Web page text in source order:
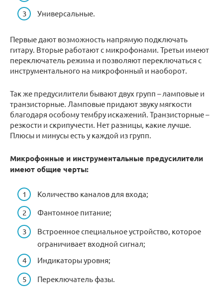
Универсальные.
Первые дают возможность напрямую подключать
гитару. Вторые работают с микрофонами. Третьи имеют
переключатель режима и позволяют переключаться с
инструментального на микрофонный и наоборот.
Так же предусилители бывают двух групп – ламповые и
транзисторные. Ламповые придают звуку мягкости
благодаря особому тембру искажений. Транзисторные –
резкости и скрипучести. Нет разницы, какие лучше.
Плюсы и минусы есть у каждой из групп.
Микрофонные и инструментальные предусилители
имеют общие черты:
Количество каналов для входа;
Фантомное питание;
Встроенное специальное устройство, которое
ограничивает входной сигнал;
Индикаторы уровня;
Переключатель фазы.